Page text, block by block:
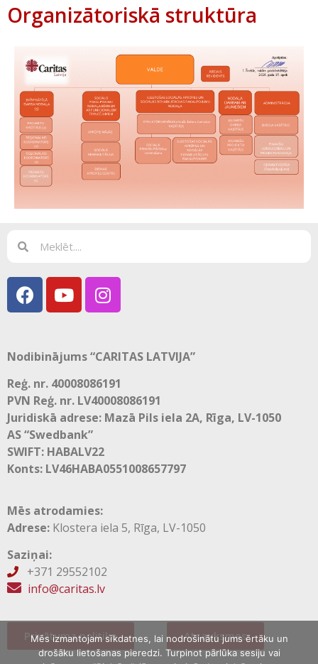
Organizātoriskā struktūra
Nodibinājums “CARITAS LATVIJA”
Reģ. nr. 40008086191
PVN Reģ. nr. LV40008086191
Juridiskā adrese: Mazā Pils iela 2A, Rīga, LV-1050
AS “Swedbank”
SWIFT: HABALV22
Konts: LV46HABA0551008657797
Mēs atrodamies:
Adrese: Klostera iela 5, Rīga, LV-1050
Saziņai:
+371 29552102
 info@caritas.lv
Privātuma politika Atsauksmes
Mēs izmantojam sīkdatnes, lai nodrošinātu jums ērtāku un
drošāku lietošanas pieredzi. Turpinot pārlūka sesiju vai